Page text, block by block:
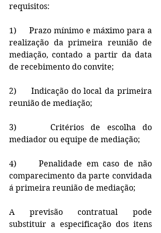
requisitos:
1)     Prazo mínimo e máximo para a
realização da primeira reunião de
mediação, contado a partir da data
de recebimento do convite;
2)     Indicação do local da primeira
reunião de mediação;
3)     Critérios de escolha do
mediador ou equipe de mediação;
4)     Penalidade em caso de não
comparecimento da parte convidada
á primeira reunião de mediação;
A previsão contratual pode
substituir a especificação dos itens